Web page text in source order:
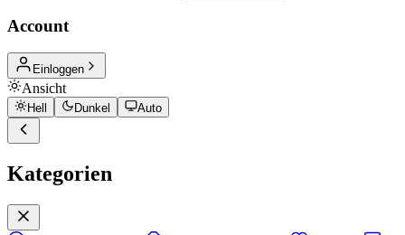
Account
Einloggen
Ansicht
Hell Dunkel Auto
Kategorien